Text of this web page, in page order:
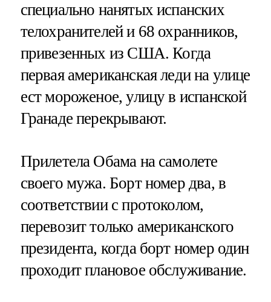
специально нанятых испанских
телохранителей и 68 охранников,
привезенных из США. Когда
первая американская леди на улице
ест мороженое, улицу в испанской
Гранаде перекрывают.
Прилетела Обама на самолете
своего мужа. Борт номер два, в
соответствии с протоколом,
перевозит только американского
президента, когда борт номер один
проходит плановое обслуживание.